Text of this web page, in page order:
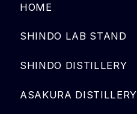
HOME
SHINDO LAB STAND
SHINDO DISTILLERY
ASAKURA DISTILLERY